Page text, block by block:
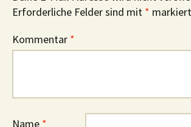
Erforderliche Felder sind mit * markiert
Kommentar *
Name *